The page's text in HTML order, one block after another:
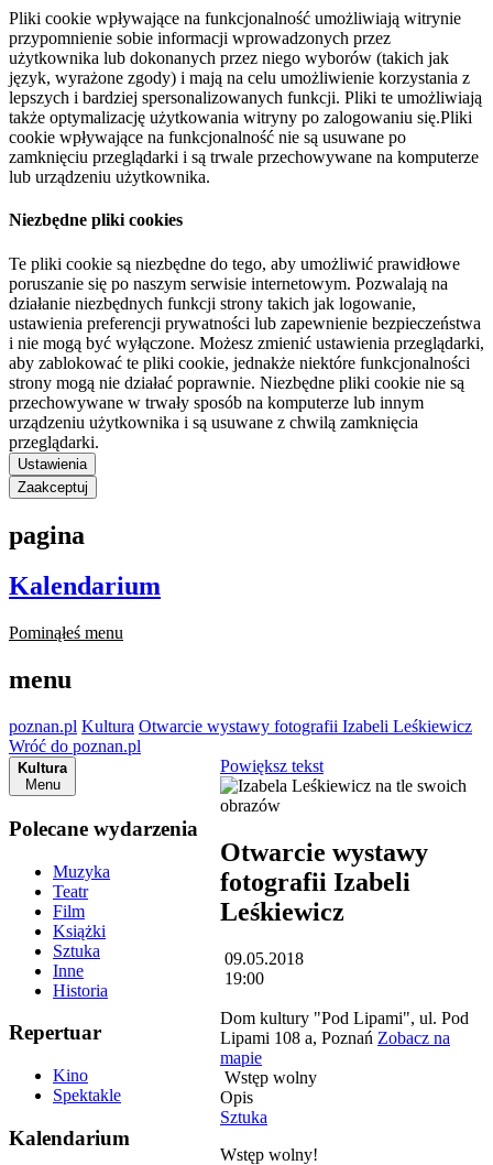
Pliki cookie wpływające na funkcjonalność umożliwiają witrynie
przypomnienie sobie informacji wprowadzonych przez
użytkownika lub dokonanych przez niego wyborów (takich jak
język, wyrażone zgody) i mają na celu umożliwienie korzystania z
lepszych i bardziej spersonalizowanych funkcji. Pliki te umożliwiają
także optymalizację użytkowania witryny po zalogowaniu się.Pliki
cookie wpływające na funkcjonalność nie są usuwane po
zamknięciu przeglądarki i są trwale przechowywane na komputerze
lub urządzeniu użytkownika.
Niezbędne pliki cookies
Te pliki cookie są niezbędne do tego, aby umożliwić prawidłowe
poruszanie się po naszym serwisie internetowym. Pozwalają na
działanie niezbędnych funkcji strony takich jak logowanie,
ustawienia preferencji prywatności lub zapewnienie bezpieczeństwa
i nie mogą być wyłączone. Możesz zmienić ustawienia przeglądarki,
aby zablokować te pliki cookie, jednakże niektóre funkcjonalności
strony mogą nie działać poprawnie. Niezbędne pliki cookie nie są
przechowywane w trwały sposób na komputerze lub innym
urządzeniu użytkownika i są usuwane z chwilą zamknięcia
przeglądarki.
Ustawienia
Zaakceptuj
pagina
Kalendarium
Pominąłeś menu
menu
poznan.pl Kultura Otwarcie wystawy fotografii Izabeli Leśkiewicz
Wróć do poznan.pl
Kultura
Menu
Polecane wydarzenia
Muzyka
Teatr
Film
Książki
Sztuka
Inne
Historia
Repertuar
Kino
Spektakle
Kalendarium
Powiększ tekst
Otwarcie wystawy
fotografii Izabeli
Leśkiewicz
09.05.2018
19:00
Dom kultury "Pod Lipami", ul. Pod
Lipami 108 a, Poznań Zobacz na
mapie
Wstęp wolny
Opis
Sztuka
Wstęp wolny!